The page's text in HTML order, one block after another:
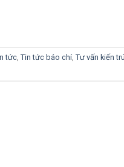
tức,Tin tức báo chí,Tư vấn kiến